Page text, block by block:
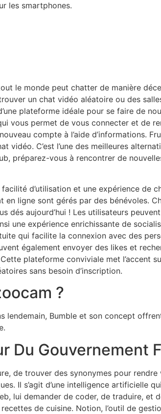
les smartphones.
le monde peut chatter de manière
un chat vidéo aléatoire ou des
plateforme idéale pour se faire de
vous permet de vous connecter et de
compte à l’aide d’informations.
vidéo. C’est l’une des meilleures
préparez-vous à rencontrer de
d’utilisation et une expérience de
ligne sont gérés par des bénévoles.
dés aujourd’hui ! Les utilisateurs
une expérience enrichissante de
qui facilite la connexion avec des
également envoyer des likes et
plateforme conviviale met l’accent
sans besoin d’inscription.
?
lendemain, Bumble et son concept
Du Gouvernement
de trouver des synonymes pour
Il s’agit d’une intelligence artificielle
lui demander de coder, de traduire, et
de cuisine. Notion, l’outil de